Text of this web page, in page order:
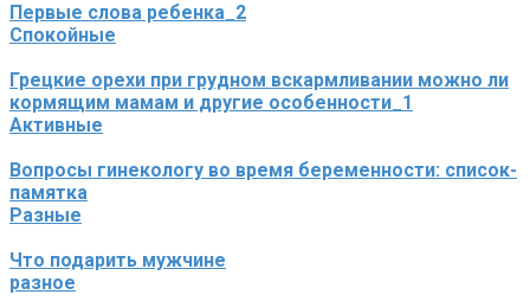
Первые слова ребенка_2
Спокойные
Грецкие орехи при грудном вскармливании можно ли
кормящим мамам и другие особенности_1
Активные
Вопросы гинекологу во время беременности: список-
памятка
Разные
Что подарить мужчине
разное